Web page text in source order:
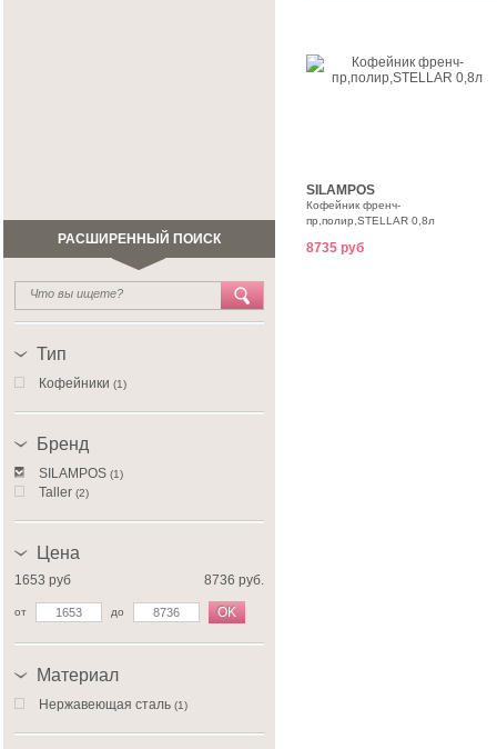
РАСШИРЕННЫЙ ПОИСК
Тип
Кофейники (1)
Бренд
SILAMPOS (1)
Taller (2)
Цена
1653 руб 8736 руб.
от до OK
Материал
Нержавеющая сталь (1)
SILAMPOS
Кофейник френч-
пр,полир,STELLAR 0,8л
8735 руб